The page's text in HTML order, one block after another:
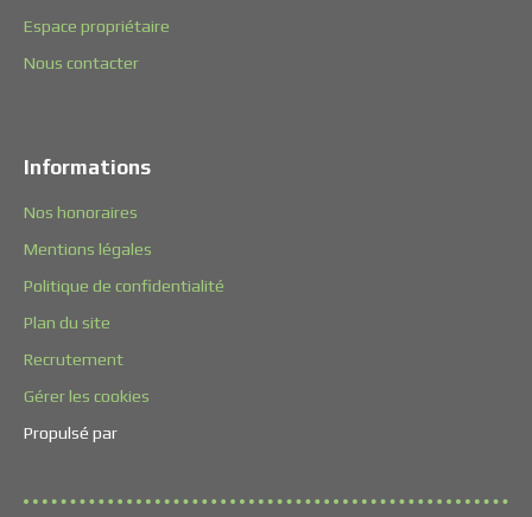
Espace propriétaire
Nous contacter
Informations
Nos honoraires
Mentions légales
Politique de confidentialité
Plan du site
Recrutement
Gérer les cookies
Propulsé par